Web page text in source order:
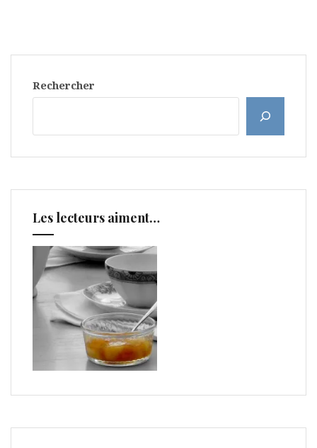
Rechercher
Les lecteurs aiment…